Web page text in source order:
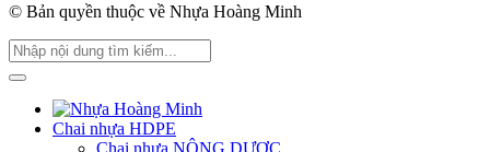
© Bản quyền thuộc về Nhựa Hoàng Minh
Chai nhựa HDPE